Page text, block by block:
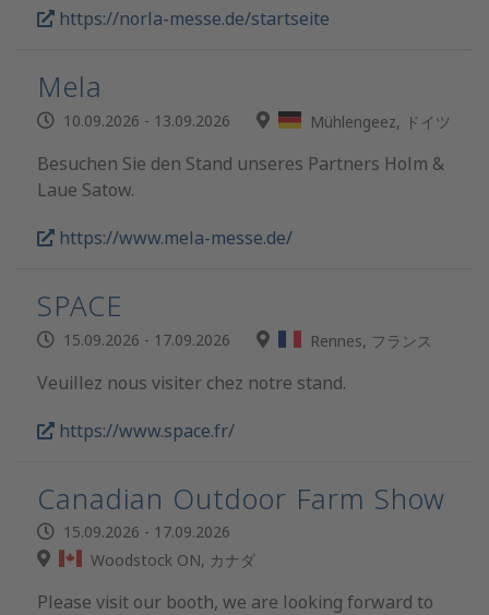
https://norla-messe.de/startseite
Mela
10.09.2026 - 13.09.2026 Mühlengeez, ドイツ
Besuchen Sie den Stand unseres Partners Holm &
Laue Satow.
https://www.mela-messe.de/
SPACE
15.09.2026 - 17.09.2026 Rennes, フランス
Veuillez nous visiter chez notre stand.
https://www.space.fr/
Canadian Outdoor Farm Show
15.09.2026 - 17.09.2026
Woodstock ON, カナダ
Please visit our booth, we are looking forward to